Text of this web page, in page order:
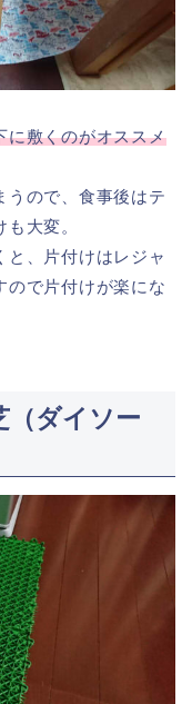
に敷くのがオススメ
うので、食事後はテ
大変。
と、片付けはレジャ
ので片付けが楽にな
（ダイソー